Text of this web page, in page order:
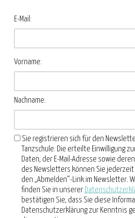
E-Mail:
Vorname:
Nachname:
Sie registrieren sich für den
Tanzschule. Die erteilte Einwilligung
Daten, der E-Mail-Adresse sowie
des Newsletters können Sie
den „Abmelden“-Link im Newsletter.
finden Sie in unserer
bestätigen Sie, dass Sie diese
Datenschutzerklärung zur Kenntnis